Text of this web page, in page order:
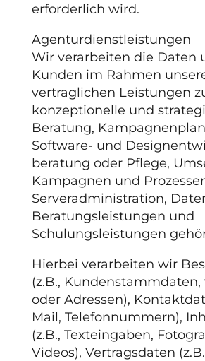
erforderlich wird.
Agenturdienstleistungen
Wir verarbeiten die Daten
Kunden im Rahmen
vertraglichen Leistungen
konzeptionelle und
Beratung,
Software- und
beratung oder Pflege,
Kampagnen und
Serveradministration,
Beratungsleistungen und
Schulungsleistungen
Hierbei verarbeiten wir
(z.B.,
oder Adressen),
Mail, Telefonnummern),
(z.B., Texteingaben,
Videos), Vertragsdaten